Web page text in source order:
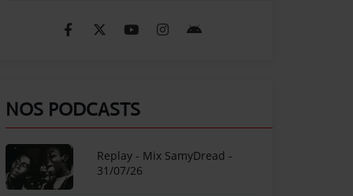
NOS PODCASTS
Replay - Mix SamyDread -
31/07/26